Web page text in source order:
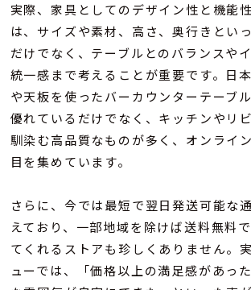
実際、家具としてのデザイン性と機能
は、サイズや素材、高さ、奥行きとい
だけでなく、テーブルとのバランスや
統一感まで考えることが重要です。日
や天板を使ったバーカウンターテーブ
優れているだけでなく、キッチンやリ
馴染む高品質なものが多く、オンライ
目を集めています。
さらに、今では最短で翌日発送可能な
えており、一部地域を除けば送料無料
てくれるストアも珍しくありません。
ューでは、「価格以上の満足感があっ